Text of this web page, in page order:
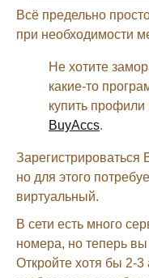
Всё предельно
при необходимости
Не хотите
какие-то
купить профили
BuyAccs.
Зарегистрироваться
но для этого
виртуальный.
В сети есть много
номера, но теперь вы
Откройте хотя бы 2-3